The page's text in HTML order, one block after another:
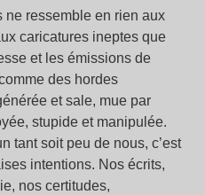
ressemble en rien aux
caricatures ineptes que
et les émissions de
des hordes
et sale, mue par
stupide et manipulée.
tant soit peu de nous, c’est
intentions. Nos écrits,
nos certitudes,